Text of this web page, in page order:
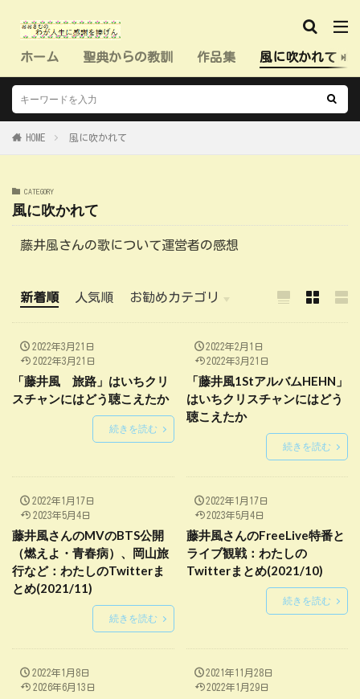
ホーム 聖典からの教訓 作品集 風に吹かれて（
HOME 風に吹かれて
CATEGORY
風に吹かれて
藤井風さんの歌について運営者の感想
新着順 人気順
お勧めカテゴリ
イザヤ書研究
聖典からの教訓
風に吹かれて
作品集
2022年3月21日
2022年3月21日
「藤井風 旅路」はいちクリ
スチャンにはどう聴こえたか
続きを読む
2022年2月1日
2022年3月21日
「藤井風1StアルバムHEHN」
はいちクリスチャンにはどう
聴こえたか
続きを読む
2022年1月17日
2023年5月4日
藤井風さんのMVのBTS公開
（燃えよ・青春病）、岡山旅
行など：わたしのTwitterま
とめ(2021/11)
続きを読む
2022年1月17日
2023年5月4日
藤井風さんのFreeLive特番と
ライブ観戦：わたしの
Twitterまとめ(2021/10)
続きを読む
2022年1月8日
2026年6月13日
2021年11月28日
2022年1月29日